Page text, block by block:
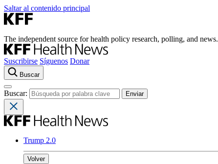
Saltar al contenido principal
The independent source for health policy research, polling, and news.
Suscribirse Síguenos Donar
Buscar
Buscar:
Trump 2.0
Volver